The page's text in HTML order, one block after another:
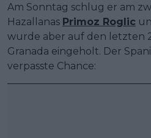
Am Sonntag schlug er am
Hazallanas Primoz Roglic
wurde aber auf den letzten
Granada eingeholt. Der
verpasste Chance: